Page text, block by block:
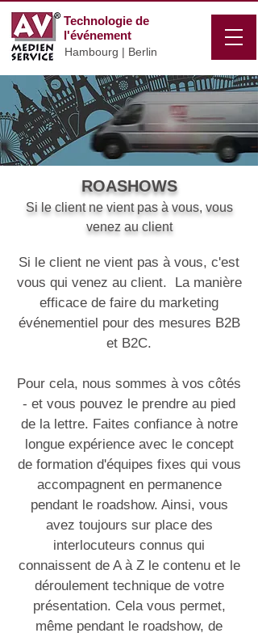
Technologie de
l'événement
Hambourg | Berlin
ROASHOWS
Si le client ne vient pas à vous, vous
venez au client
Si le client ne vient pas à vous, c'est
vous qui venez au client. La manière
efficace de faire du marketing
événementiel pour des mesures B2B
et B2C.
Pour cela, nous sommes à vos côtés
- et vous pouvez le prendre au pied
de la lettre. Faites confiance à notre
longue expérience avec le concept
de formation d'équipes fixes qui vous
accompagnent en permanence
pendant le roadshow. Ainsi, vous
avez toujours sur place des
interlocuteurs connus qui
connaissent de A à Z le contenu et le
déroulement technique de votre
présentation. Cela vous permet,
même pendant le roadshow, de